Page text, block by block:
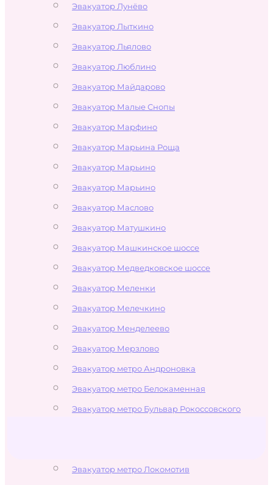
Эвакуатор Лунёво
Эвакуатор Лыткино
Эвакуатор Льялово
Эвакуатор Люблино
Эвакуатор Майдарово
Эвакуатор Малые Снопы
Эвакуатор Марфино
Эвакуатор Марьина Роща
Эвакуатор Марьино
Эвакуатор Марьино
Эвакуатор Маслово
Эвакуатор Матушкино
Эвакуатор Машкинское шоссе
Эвакуатор Медведковское шоссе
Эвакуатор Меленки
Эвакуатор Мелечкино
Эвакуатор Менделеево
Эвакуатор Мерзлово
Эвакуатор метро Андроновка
Эвакуатор метро Белокаменная
Эвакуатор метро Бульвар Рокоссовского
Эвакуатор метро Локомотив